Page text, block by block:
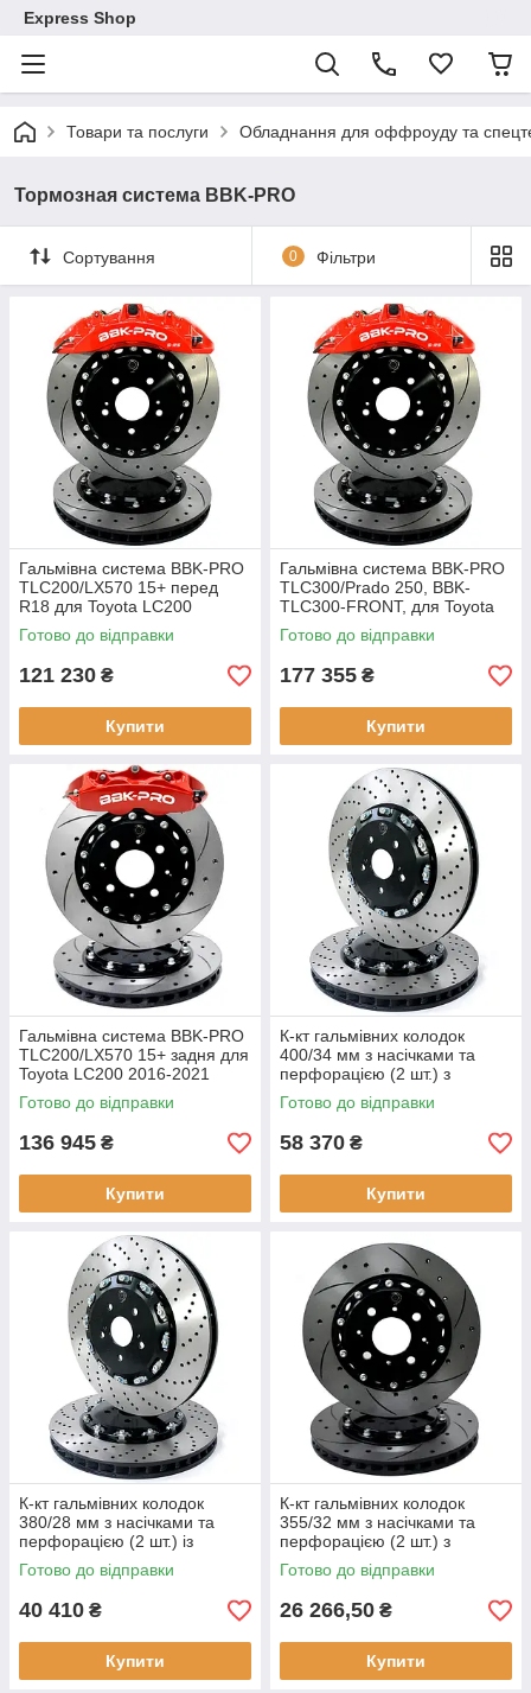
Express Shop
Товари та послуги Обладнання для оффроуду та
Тормозная система BBK-PRO
Сортування 0 Фільтри
Гальмівна система BBK-PRO
TLC200/LX570 15+ перед
R18 для Toyota LC200
Готово до відправки
121 230 ₴
Купити
Гальмівна система BBK-PRO
TLC300/Prado 250, BBK-
TLC300-FRONT, для Toyota
Готово до відправки
177 355 ₴
Купити
Гальмівна система BBK-PRO
TLC200/LX570 15+ задня для
Toyota LC200 2016-2021
Готово до відправки
136 945 ₴
Купити
К-кт гальмівних колодок
400/34 мм з насічками та
перфорацією (2 шт.) з
монтажним комплектом
Готово до відправки
58 370 ₴
Купити
К-кт гальмівних колодок
380/28 мм з насічками та
перфорацією (2 шт.) із
монтажним комплектом
Готово до відправки
40 410 ₴
Купити
К-кт гальмівних колодок
355/32 мм з насічками та
перфорацією (2 шт.) з
монтажним комплектом
Готово до відправки
26 266,50 ₴
Купити